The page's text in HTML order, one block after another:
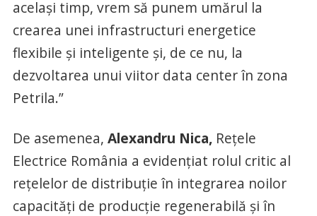
același timp, vrem să punem umărul la
crearea unei infrastructuri energetice
flexibile și inteligente și, de ce nu, la
dezvoltarea unui viitor data center în zona
Petrila.”
De asemenea, Alexandru Nica, Rețele
Electrice România a evidențiat rolul critic al
rețelelor de distribuție în integrarea noilor
capacități de producție regenerabilă și în